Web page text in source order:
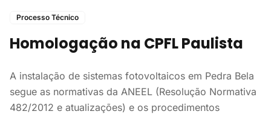
Processo Técnico
Homologação na CPFL Paulista
A instalação de sistemas fotovoltaicos em Pedra Bela
segue as normativas da ANEEL (Resolução Normativa
482/2012 e atualizações) e os procedimentos